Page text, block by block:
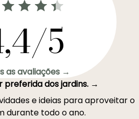
5
as avaliações →
preferida dos jardins. →
e ideias para aproveitar o
durante todo o ano.